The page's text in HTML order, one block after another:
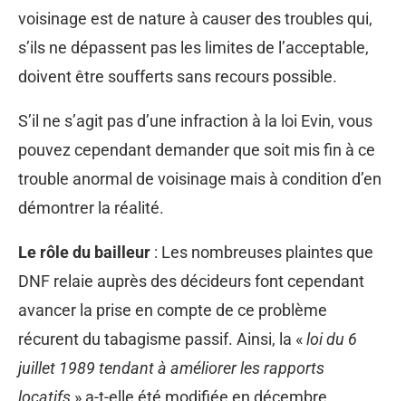
voisinage est de nature à causer des troubles qui,
s’ils ne dépassent pas les limites de l’acceptable,
doivent être soufferts sans recours possible.
S’il ne s’agit pas d’une infraction à la loi Evin, vous
pouvez cependant demander que soit mis fin à ce
trouble anormal de voisinage mais à condition d’en
démontrer la réalité.
Le rôle du bailleur : Les nombreuses plaintes que
DNF relaie auprès des décideurs font cependant
avancer la prise en compte de ce problème
récurent du tabagisme passif. Ainsi, la «loi du 6
juillet 1989 tendant à améliorer les rapports
locatifs » a-t-elle été modifiée en décembre